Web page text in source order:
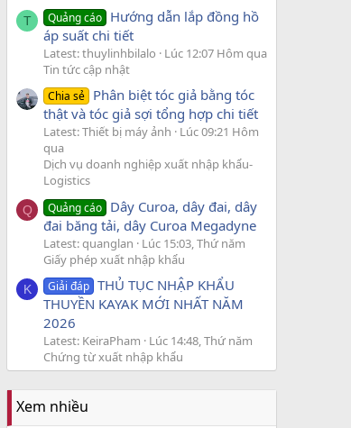
T Quảng cáo Hướng dẫn lắp đồng hồ
áp suất chi tiết
Latest: thuylinhbilalo
Lúc 12:07 Hôm qua
Tin tức cập nhật
Chia sẻ Phân biệt tóc giả bằng tóc
thật và tóc giả sợi tổng hợp chi tiết
Latest: Thiết bị máy ảnh
Lúc 09:21 Hôm
qua
Dịch vụ doanh nghiệp xuất nhập khẩu-
Logistics
Q Quảng cáo Dây Curoa, dây đai, dây
đai băng tải, dây Curoa Megadyne
Latest: quanglan
Lúc 15:03, Thứ năm
Giấy phép xuất nhập khẩu
K Giải đáp THỦ TỤC NHẬP KHẨU
THUYỀN KAYAK MỚI NHẤT NĂM
2026
Latest: KeiraPham
Lúc 14:48, Thứ năm
Chứng từ xuất nhập khẩu
Xem nhiều